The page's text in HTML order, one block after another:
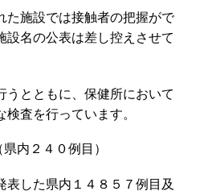
た施設では接触者の把握がで
設名の公表は差し控えさせて
うとともに、保健所において
査を行っています。
内２４０例目）
表した県内１４８５７例目及